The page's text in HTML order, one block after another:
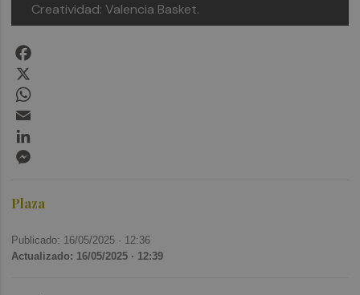
Creatividad: Valencia Basket.
Plaza
Publicado: 16/05/2025 · 12:36
Actualizado: 16/05/2025 · 12:39